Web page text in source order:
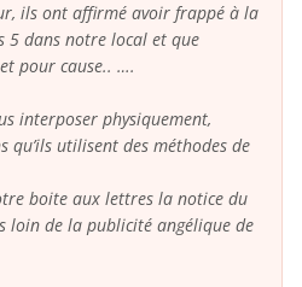
ils ont affirmé avoir frappé à la
5 dans notre local et que
pour cause.. ….
interposer physiquement,
qu’ils utilisent des méthodes de
boite aux lettres la notice du
loin de la publicité angélique de